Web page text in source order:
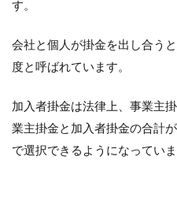
す。
会社と個人が掛金を出し合う
度と呼ばれています。
加入者掛金は法律上、事業主
業主掛金と加入者掛金の合計
で選択できるようになっていま